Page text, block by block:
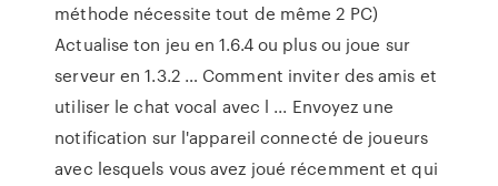
méthode nécessite tout de même 2 PC)
Actualise ton jeu en 1.6.4 ou plus ou joue sur
serveur en 1.3.2 … Comment inviter des amis et
utiliser le chat vocal avec l ... Envoyez une
notification sur l'appareil connecté de joueurs
avec lesquels vous avez joué récemment et qui